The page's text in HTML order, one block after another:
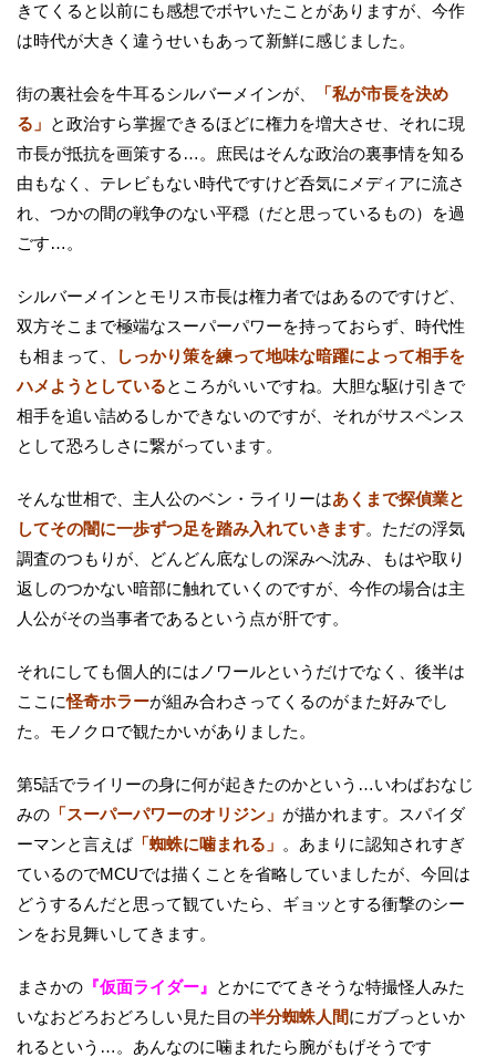
きてくると以前にも感想でボヤいたことがありますが、今作
は時代が大きく違うせいもあって新鮮に感じました。
街の裏社会を牛耳るシルバーメインが、
「私が市長を決め
る」 と政治すら掌握できるほどに権力を増大させ、それに現
市長が抵抗を画策する…。庶民はそんな政治の裏事情を知る
由もなく、テレビもない時代ですけど呑気にメディアに流さ
れ、つかの間の戦争のない平穏（だと思っているもの）を過
ごす…。
シルバーメインとモリス市長は権力者ではあるのですけど、
双方そこまで極端なスーパーパワーを持っておらず、時代性
も相まって、
しっかり策を練って地味な暗躍によって相手を
ハメようとしているところがいいですね。大胆な駆け引きで
相手を追い詰めるしかできないのですが、それがサスペンス
として恐ろしさに繋がっています。
そんな世相で、主人公のベン・ライリーはあくまで探偵業と
してその闇に一歩ずつ足を踏み入れていきます。ただの浮気
調査のつもりが、どんどん底なしの深みへ沈み、もはや取り
返しのつかない暗部に触れていくのですが、今作の場合は主
人公がその当事者であるという点が肝です。
それにしても個人的にはノワールというだけでなく、後半は
ここに怪奇ホラーが組み合わさってくるのがまた好みでし
た。モノクロで観たかいがありました。
第5話でライリーの身に何が起きたのかという…いわばおなじ
みの 「スーパーパワーのオリジン」 が描かれます。スパイダ
ーマンと言えば「蜘蛛に噛まれる」 。あまりに認知されすぎ
ているのでMCUでは描くことを省略していましたが、今回は
どうするんだと思って観ていたら、ギョッとする衝撃のシー
ンをお見舞いしてきます。
まさかの 『仮面ライダー』 とかにでてきそうな特撮怪人みた
いなおどろおどろしい見た目の半分蜘蛛人間にガブっといか
れるという…。あんなのに噛まれたら腕がもげそうです